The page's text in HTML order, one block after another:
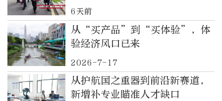
家属
6天前
从“买产品”到“买体验”，体
验经济风口已来
2026-7-17
从护航国之重器到前沿新赛道，
新增补专业瞄准人才缺口